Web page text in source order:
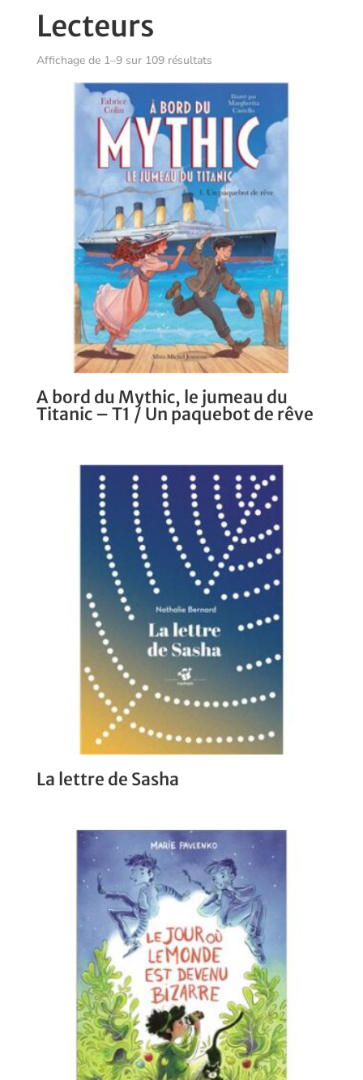
Lecteurs
Affichage de 1–9 sur 109 résultatsTrié
du
plus
récent
plus
ancien
A bord du Mythic, le jumeau du
Titanic – T1 / Un paquebot de rêve
La lettre de Sasha